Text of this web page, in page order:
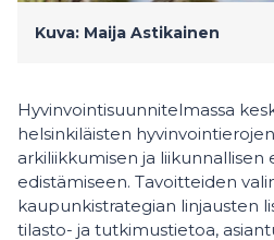
Kuva: Maija Astikainen
Hyvinvointisuunnitelmassa
helsinkiläisten
arkiliikkumisen ja liikunnallisen
edistämiseen. Tavoitteiden
kaupunkistrategian linjausten
tilasto- ja tutkimustietoa,